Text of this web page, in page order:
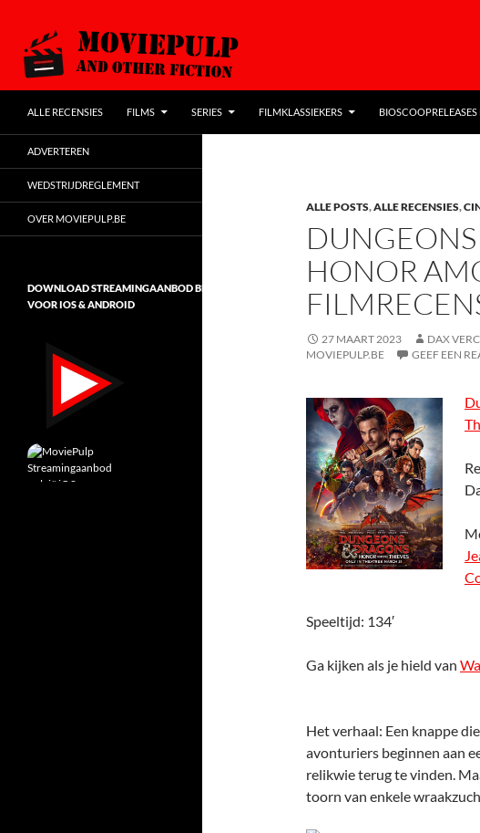
MoviePulp
ALLE RECENSIES
FILMS SERIES FILMKLASSIEKERS BIOSCOOPRELEASES
ALLE POSTS,ALLE RECENSIES,
HONOR
27 MAART 2023
DAX
MOVIEPULP.BE
GEEF EEN
Speeltijd: 134′
Ga kijken als je hield van
Het verhaal: Een knappe
avonturiers beginnen aan
relikwie terug te vinden.
toorn van enkele
ADVERTEREN
WEDSTRIJDREGLEMENT
OVER MOVIEPULP.BE
DOWNLOAD STREAMINGAANBOD BELGIË
VOOR IOS & ANDROID